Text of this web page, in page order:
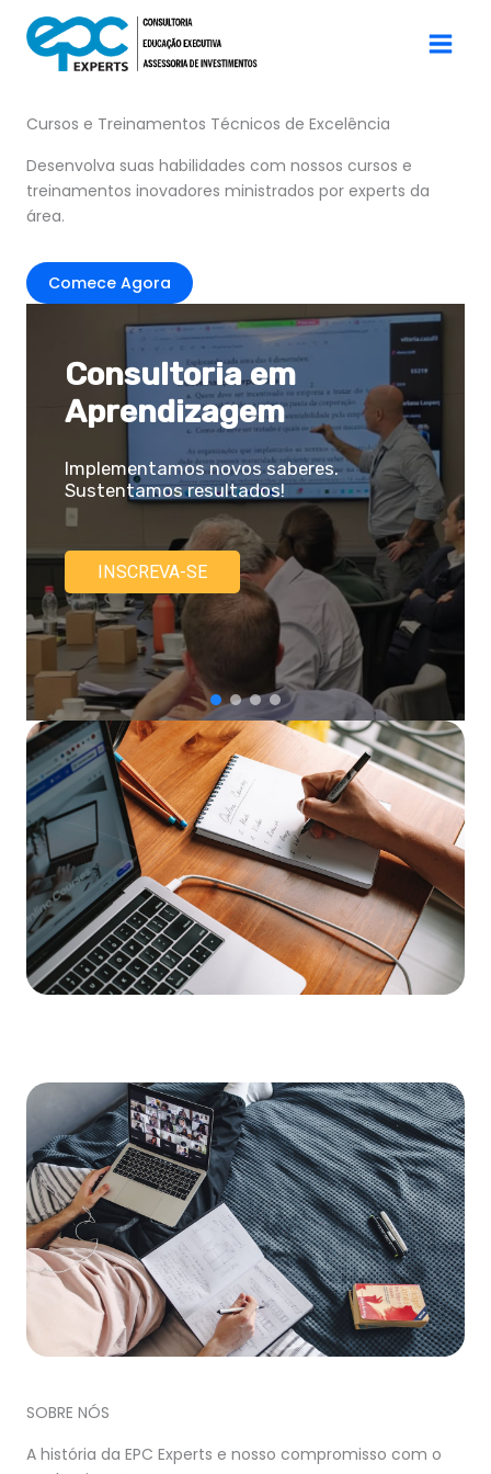
para
Menu
Cursos e Treinamentos Técnicos de Excelência
Desenvolva suas habilidades com nossos cursos e
treinamentos inovadores ministrados por experts da
área.
Comece Agora
Consultoria em
Aprendizagem
Implementamos novos saberes.
Sustentamos resultados!
INSCREVA-SE
SOBRE NÓS
A história da EPC Experts e nosso compromisso com o